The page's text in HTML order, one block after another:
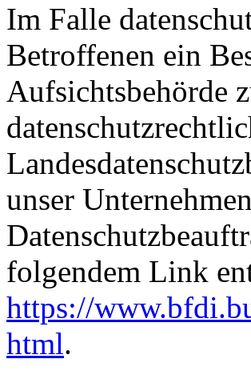
Im Falle
Betroffenen ein
Aufsichtsbehörde
unser
folgendem Link
https://
html.